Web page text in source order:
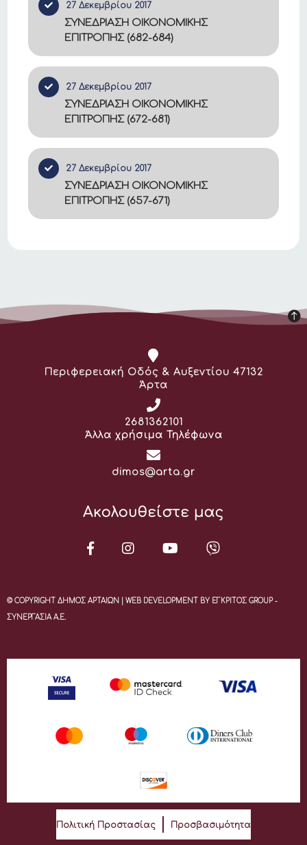
27 Δεκεμβρίου 2017
ΣΥΝΕΔΡΙΑΣΗ ΟΙΚΟΝΟΜΙΚΗΣ
ΕΠΙΤΡΟΠΗΣ (682-684)
27 Δεκεμβρίου 2017
ΣΥΝΕΔΡΙΑΣΗ ΟΙΚΟΝΟΜΙΚΗΣ
ΕΠΙΤΡΟΠΗΣ (672-681)
27 Δεκεμβρίου 2017
ΣΥΝΕΔΡΙΑΣΗ ΟΙΚΟΝΟΜΙΚΗΣ
ΕΠΙΤΡΟΠΗΣ (657-671)
Διεύθυνση:
Περιφερειακή Οδός & Αυξεντίου 47132
Άρτα
Τηλέφωνο:
2681362101
Άλλα χρήσιμα Τηλέφωνα
Email:
dimos@arta.gr
Ακολουθείστε μας
© COPYRIGHT ΔΗΜΟΣ ΑΡΤΑΙΩΝ | WEB DEVELOPMENT BY ΕΓΚΡΙΤΟΣ GROUP -
ΣΥΝΕΡΓΑΣΙΑ Α.Ε.
Πολιτική Προστασίας Προσβασιμότητα